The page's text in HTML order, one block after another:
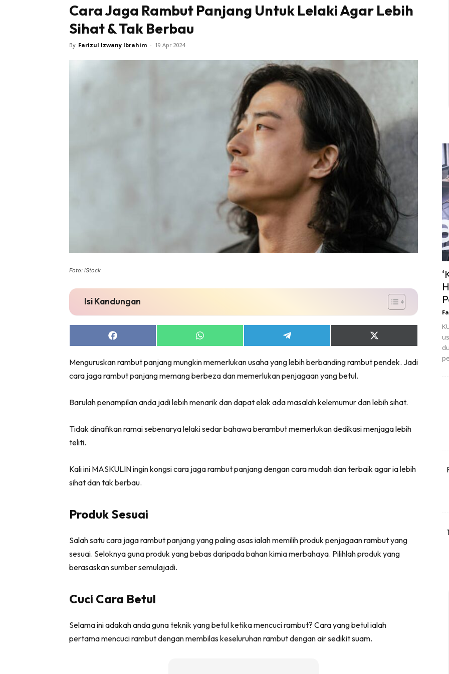
Cara Jaga Rambut Panjang Untuk Lelaki Agar Lebih
Sihat & Tak Berbau
By Farizul Izwany Ibrahim - 19 Apr 2024
Foto: iStock
Isi Kandungan
Share
on
Share
on
Share
on
Share
on
(Twitter)
Menguruskan rambut panjang mungkin memerlukan usaha yang lebih berbanding rambut pendek. Jadi
cara jaga rambut panjang memang berbeza dan memerlukan penjagaan yang betul.
Barulah penampilan anda jadi lebih menarik dan dapat elak ada masalah kelemumur dan lebih sihat.
Tidak dinafikan ramai sebenarya lelaki sedar bahawa berambut memerlukan dedikasi menjaga lebih
teliti.
Kali ini MASKULIN ingin kongsi cara jaga rambut panjang dengan cara mudah dan terbaik agar ia lebih
sihat dan tak berbau.
Produk Sesuai
Salah satu cara jaga rambut panjang yang paling asas ialah memilih produk penjagaan rambut yang
sesuai. Seloknya guna produk yang bebas daripada bahan kimia merbahaya. Pilihlah produk yang
berasaskan sumber semulajadi.
Cuci Cara Betul
Selama ini adakah anda guna teknik yang betul ketika mencuci rambut? Cara yang betul ialah
pertama mencuci rambut dengan membilas keseluruhan rambut dengan air sedikit suam.